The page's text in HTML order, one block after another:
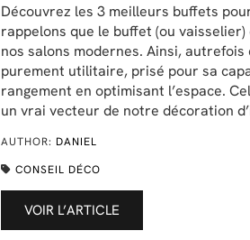
Découvrez les 3 meilleurs buffets
rappelons que le buffet (ou
nos salons modernes. Ainsi,
purement utilitaire, prisé pour sa
rangement en optimisant l’espace.
un vrai vecteur de notre décoration
AUTHOR: DANIEL
CONSEIL DÉCO
VOIR L’ARTICLE